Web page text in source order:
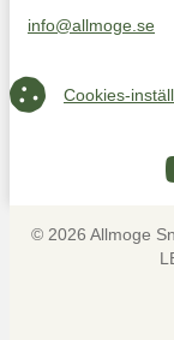
Maila oss på
info@allmoge.se
Cookies-inställningar
Cookies-
© 2026 Allmoge